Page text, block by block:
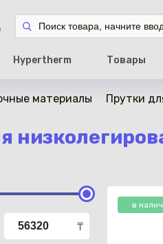
Hypertherm Товары
материалы Прутки
₸
в